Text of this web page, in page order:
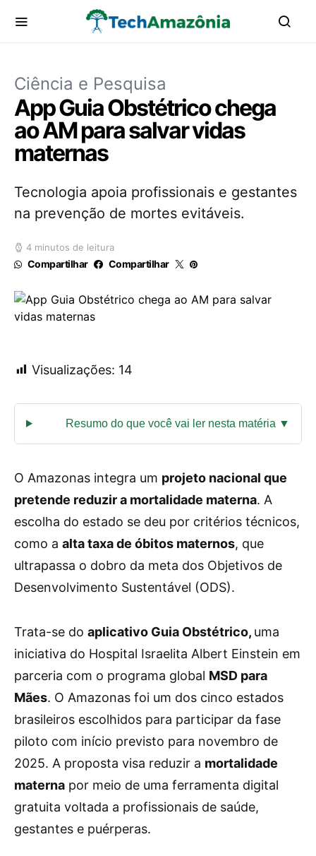
Ciência e Pesquisa
App Guia Obstétrico chega
ao AM para salvar vidas
maternas
Tecnologia apoia profissionais e gestantes
na prevenção de mortes evitáveis.
4 minutos de leitura
Compartilhar Compartilhar
Visualizações: 14
O Amazonas integra um projeto nacional que
pretende reduzir a mortalidade materna. A
escolha do estado se deu por critérios técnicos,
como a alta taxa de óbitos maternos, que
ultrapassa o dobro da meta dos Objetivos de
Desenvolvimento Sustentável (ODS).
Trata-se do aplicativo Guia Obstétrico, uma
iniciativa do Hospital Israelita Albert Einstein em
parceria com o programa global MSD para
Mães. O Amazonas foi um dos cinco estados
brasileiros escolhidos para participar da fase
piloto com início previsto para novembro de
2025. A proposta visa reduzir a mortalidade
materna por meio de uma ferramenta digital
gratuita voltada a profissionais de saúde,
gestantes e puérperas.